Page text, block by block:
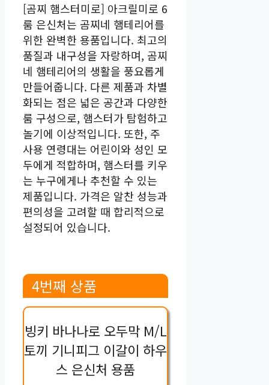
[곰찌 햄스터미로] 아크릴미로 6
룸 은신처는 곰찌네 햄테리어를
위한 완벽한 용품입니다. 최고의
품질과 내구성을 자랑하며, 곰찌
네 햄테리어의 생활을 풍요롭게
만들어줍니다. 다른 제품과 차별
화되는 점은 넓은 공간과 다양한
룸 구성으로, 햄스터가 탐험하고
놀기에 이상적입니다. 또한, 주
사용 연령대는 어린이와 성인 모
두에게 적합하며, 햄스터를 키우
는 누구에게나 추천할 수 있는
제품입니다. 가격은 알찬 성능과
편의성을 고려할 때 합리적으로
설정되어 있습니다.
4번째 상품
빙키 바나나로 오두막 M/L
토끼 기니피그 이갈이 하우
스 은신처 용품